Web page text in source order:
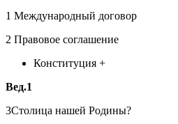
1 Международный договор
2 Правовое соглашение
Конституция +
Вед.1
3Столица нашей Родины?